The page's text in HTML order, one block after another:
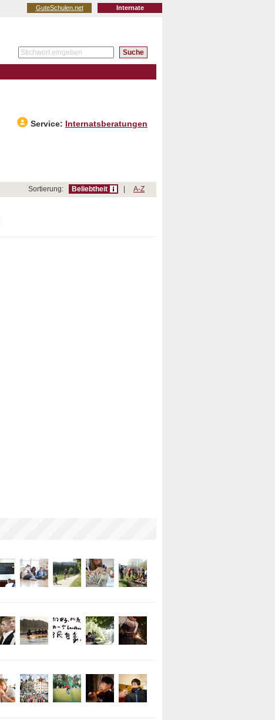
Internate
GuteSchulen.net
Service:
Internatsberatungen
Sortierung: Beliebtheit A-Z